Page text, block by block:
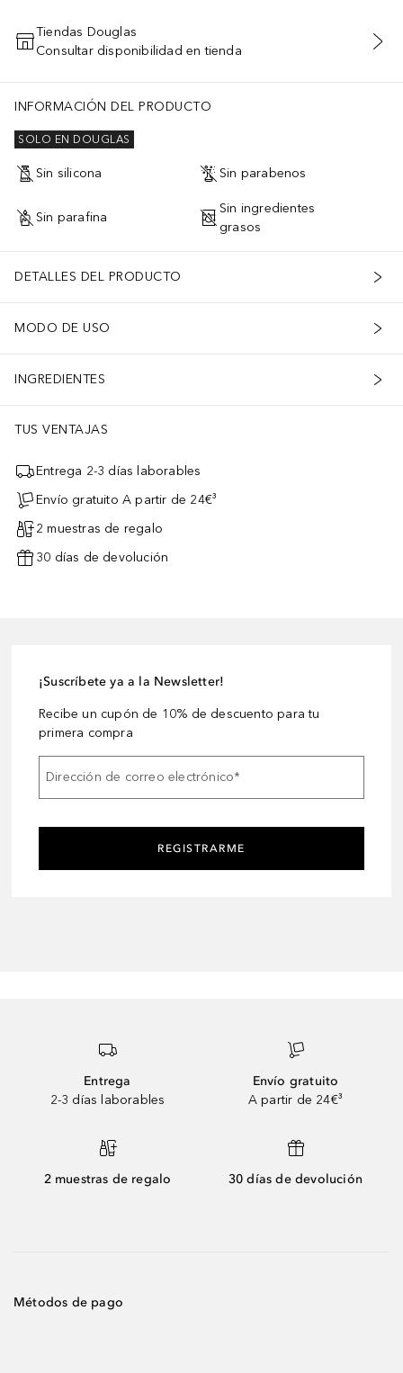
AÑADIR AL CARRITO
Tiendas Douglas
Consultar disponibilidad en tienda
INFORMACIÓN DEL PRODUCTO
SOLO EN DOUGLAS
Sin silicona Sin parabenos
Sin parafina
Sin ingredientes
grasos
DETALLES DEL PRODUCTO
MODO DE USO
INGREDIENTES
TUS VENTAJAS
Entrega 2-3 días laborables
Envío gratuito A partir de 24€³
2 muestras de regalo
30 días de devolución
¡Suscríbete ya a la Newsletter!
Recibe un cupón de 10% de descuento para tu
primera compra
Dirección de correo electrónico*
REGISTRARME
Entrega
2-3 días laborables
Envío gratuito
A partir de 24€³
2 muestras de regalo 30 días de devolución
Métodos de pago